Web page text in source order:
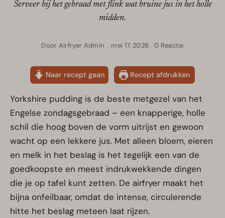
Serveer bij het gebraad met flink wat bruine jus in het holle
midden.
Door Airfryer Admin mei 17, 2026 0 Reactie
Naar recept gaan Recept afdrukken
Yorkshire pudding is de beste metgezel van het
Engelse zondagsgebraad – een knapperige, holle
schil die hoog boven de vorm uitrijst en gewoon
wacht op een lekkere jus. Met alleen bloem, eieren
en melk in het beslag is het tegelijk een van de
goedkoopste en meest indrukwekkende dingen
die je op tafel kunt zetten. De airfryer maakt het
bijna onfeilbaar, omdat de intense, circulerende
hitte het beslag meteen laat rijzen.